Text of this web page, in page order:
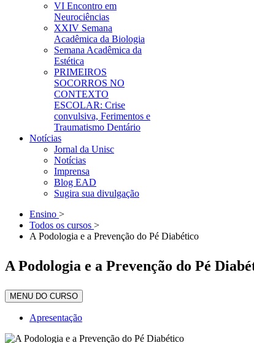
VI Encontro em
Neurociências
XXIV Semana
Acadêmica da Biologia
Semana Acadêmica da
Estética
PRIMEIROS
SOCORROS NO
CONTEXTO
ESCOLAR: Crise
convulsiva, Ferimentos e
Traumatismo Dentário
Notícias
Jornal da Unisc
Notícias
Imprensa
Blog EAD
Sugira sua divulgação
Ensino >
Todos os cursos >
A Podologia e a Prevenção do Pé Diabético
A Podologia e a Prevenção do Pé
MENU DO CURSO
Apresentação